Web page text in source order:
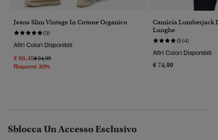
Jeans Slim Vintage In Cotone Organico
(3)
Altri Colori Disponibili
€ 66,49Prezzo Ridotto Da
€ 94,99A
Risparmi 30%
Camicia Lumberjack
Lunghe
(4)
Altri Colori Disponibili
€ 74,99
Sblocca Un Accesso Esclusivo